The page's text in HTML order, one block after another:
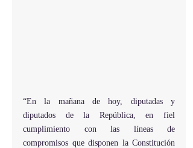
“En la mañana de hoy, diputadas y
diputados de la República, en fiel
cumplimiento con las líneas de
compromisos que disponen la Constitución